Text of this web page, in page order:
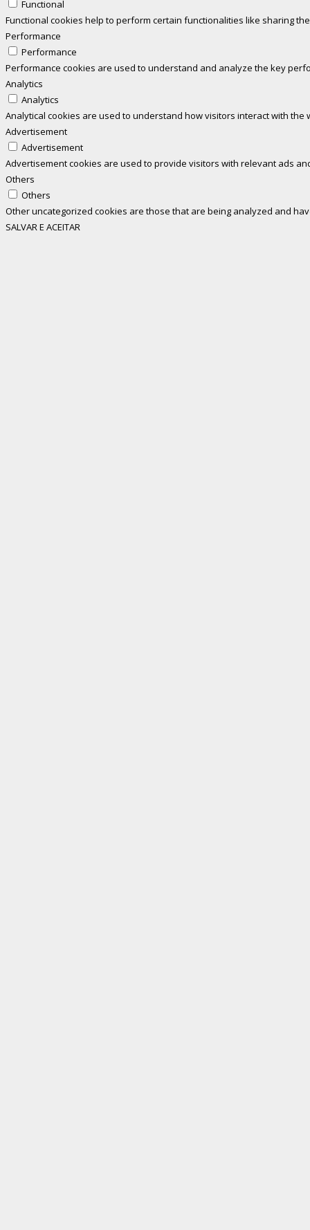
Functional
Functional cookies help to perform certain functionalities like sharing
Performance
Performance
Performance cookies are used to understand and analyze the key
Analytics
Analytics
Analytical cookies are used to understand how visitors interact with
Advertisement
Advertisement
Advertisement cookies are used to provide visitors with relevant ads
Others
Others
Other uncategorized cookies are those that are being analyzed and
SALVAR E ACEITAR